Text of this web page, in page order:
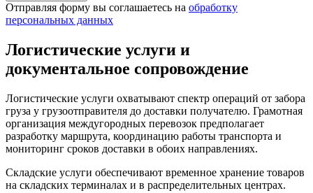
Отправляя форму вы соглашаетесь на обработку
персональных данных
Логистические услуги и
документальное сопровождение
Логистические услуги охватывают спектр операций от забора
груза у грузоотправителя до доставки получателю. Грамотная
организация междугородных перевозок предполагает
разработку маршрута, координацию работы транспорта и
мониторинг сроков доставки в обоих направлениях.
Складские услуги обеспечивают временное хранение товаров
на складских терминалах и в распределительных центрах.